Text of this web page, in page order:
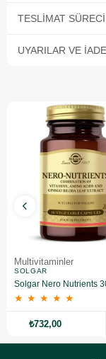
TESLIMAT SÜRECI
UYARILAR VE
Multivitaminler
SOLGAR
Solgar Nero Nutrients
★ ★ ★ ★ ★
₺732,00